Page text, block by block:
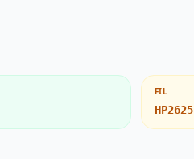
FIL
HP2625